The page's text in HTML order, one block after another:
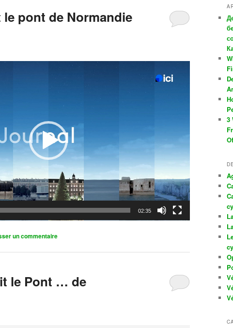
le pont de Normandie
02:35
un commentaire
le Pont … de
3